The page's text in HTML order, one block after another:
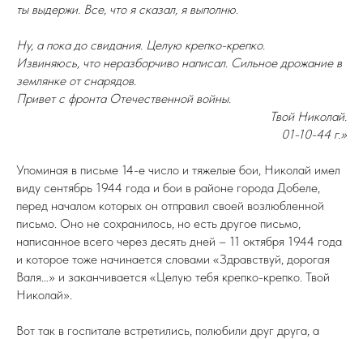
ты выдержи. Все, что я сказал, я выполню.
Ну, а пока до свидания. Целую крепко-крепко.
Извиняюсь, что неразборчиво написал. Сильное дрожание в
землянке от снарядов.
Привет с фронта Отечественной войны.
Твой Николай.
01-10-44 г.»
Упоминая в письме 14-е число и тяжелые бои, Николай имел
виду сентябрь 1944 года и бои в районе города Добеле,
перед началом которых он отправил своей возлюбленной
письмо. Оно не сохранилось, но есть другое письмо,
написанное всего через десять дней – 11 октября 1944 года
и которое тоже начинается словами «Здравствуй, дорогая
Валя…» и заканчивается «Целую тебя крепко-крепко. Твой
Николай».
Вот так в госпитале встретились, полюбили друг друга, а